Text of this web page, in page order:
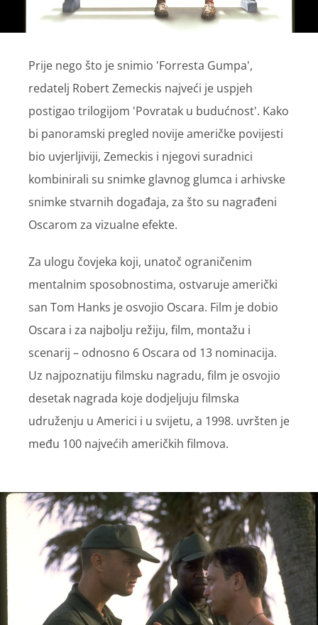
Prije nego što je snimio 'Forresta Gumpa',
redatelj Robert Zemeckis najveći je uspjeh
postigao trilogijom 'Povratak u budućnost'. Kako
bi panoramski pregled novije američke povijesti
bio uvjerljiviji, Zemeckis i njegovi suradnici
kombinirali su snimke glavnog glumca i arhivske
snimke stvarnih događaja, za što su nagrađeni
Oscarom za vizualne efekte.
Za ulogu čovjeka koji, unatoč ograničenim
mentalnim sposobnostima, ostvaruje američki
san Tom Hanks je osvojio Oscara. Film je dobio
Oscara i za najbolju režiju, film, montažu i
scenarij – odnosno 6 Oscara od 13 nominacija.
Uz najpoznatiju filmsku nagradu, film je osvojio
desetak nagrada koje dodjeljuju filmska
udruženju u Americi i u svijetu, a 1998. uvršten je
među 100 najvećih američkih filmova.